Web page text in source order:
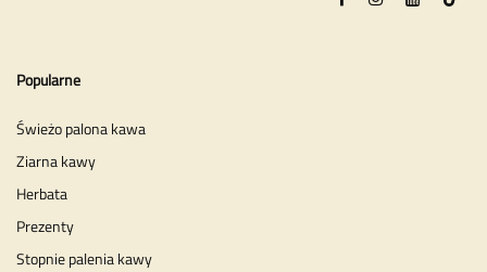
Popularne
Świeżo palona kawa
Ziarna kawy
Herbata
Prezenty
Stopnie palenia kawy